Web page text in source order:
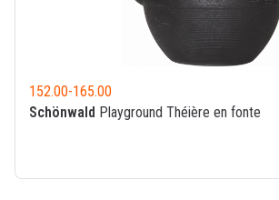
152.00-165.00
Schönwald Playground Théière en fonte